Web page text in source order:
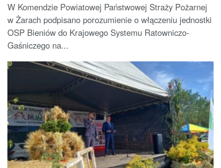
W Komendzie Powiatowej Państwowej Straży Pożarnej
w Żarach podpisano porozumienie o włączeniu jednostki
OSP Bieniów do Krajowego Systemu Ratowniczo-
Gaśniczego na...